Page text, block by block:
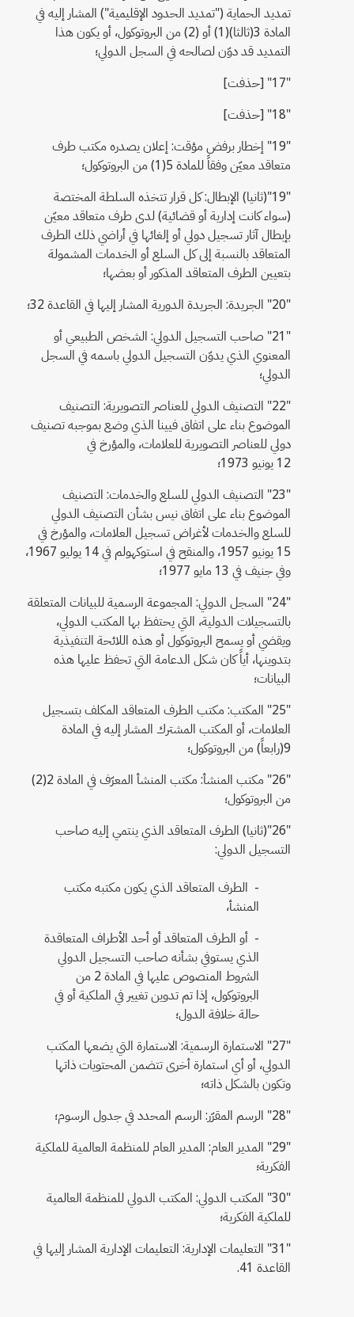
تمديد الحماية ("تمديد الحدود الإقليمية") المشار إليه في
المادة 3(ثالثا)(1) أو (2) من البروتوكول، أو يكون هذا
التمديد قد دوّن لصالحه في السجل الدولي؛
"17" [حذفت]
"18" [حذفت]
"19" إخطار برفض مؤقت: إعلان يصدره مكتب طرف
متعاقد معيّن وفقاً للمادة 5(1) من البروتوكول؛
"19"(ثانيا) الإبطال: كل قرار تتخذه السلطة المختصة
(سواء كانت إدارية أو قضائية) لدى طرف متعاقد معيّن
بإبطال آثار تسجيل دولي أو إلغائها في أراضي ذلك الطرف
المتعاقد بالنسبة إلى كل السلع أو الخدمات المشمولة
بتعيين الطرف المتعاقد المذكور أو بعضها؛
"20" الجريدة: الجريدة الدورية المشار إليها في القاعدة 32؛
"21" صاحب التسجيل الدولي: الشخص الطبيعي أو
المعنوي الذي يدوّن التسجيل الدولي باسمه في السجل
الدولي؛
"22" التصنيف الدولي للعناصر التصويرية: التصنيف
الموضوع بناء على اتفاق فيينا الذي وضع بموجبه تصنيف
دولي للعناصر التصويرية للعلامات، والمؤرخ في
12 يونيو 1973؛
"23" التصنيف الدولي للسلع والخدمات: التصنيف
الموضوع بناء على اتفاق نيس بشأن التصنيف الدولي
للسلع والخدمات لأغراض تسجيل العلامات، والمؤرخ في
15 يونيو 1957، والمنقح في استوكهولم في 14 يوليو 1967،
وفي جنيف في 13 مايو 1977؛
"24" السجل الدولي: المجموعة الرسمية للبيانات المتعلقة
بالتسجيلات الدولية، التي يحتفظ بها المكتب الدولي،
ويقضي أو يسمح البروتوكول أو هذه اللائحة التنفيذية
بتدوينها، أياً كان شكل الدعامة التي تحفظ عليها هذه
البيانات؛
"25" المكتب: مكتب الطرف المتعاقد المكلف بتسجيل
العلامات، أو المكتب المشترك المشار إليه في المادة
9(رابعاً) من البروتوكول؛
"26" مكتب المنشأ: مكتب المنشأ المعرّف في المادة 2(2)
من البروتوكول؛
"26"(ثانيا) الطرف المتعاقد الذي ينتمي إليه صاحب
التسجيل الدولي:
- الطرف المتعاقد الذي يكون مكتبه مكتب
المنشأ،
- أو الطرف المتعاقد أو أحد الأطراف المتعاقدة
الذي يستوفي بشأنه صاحب التسجيل الدولي
الشروط المنصوص عليها في المادة 2 من
البروتوكول، إذا تم تدوين تغيير في الملكية أو في
حالة خلافة الدول؛
"27" الاستمارة الرسمية: الاستمارة التي يضعها المكتب
الدولي، أو أي استمارة أخرى تتضمن المحتويات ذاتها
وتكون بالشكل ذاته؛
"28" الرسم المقرّر: الرسم المحدد في جدول الرسوم؛
"29" المدير العام: المدير العام للمنظمة العالمية للملكية
الفكرية؛
"30" المكتب الدولي: المكتب الدولي للمنظمة العالمية
للملكية الفكرية؛
"31" التعليمات الإدارية: التعليمات الإدارية المشار إليها في
القاعدة 41.